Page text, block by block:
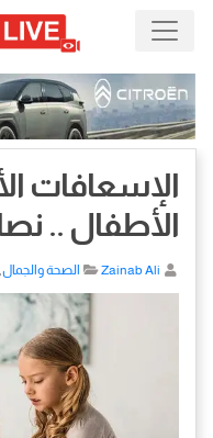
الإسعافات
الأطفال ..
Zainab Ali الصحة والجمال,